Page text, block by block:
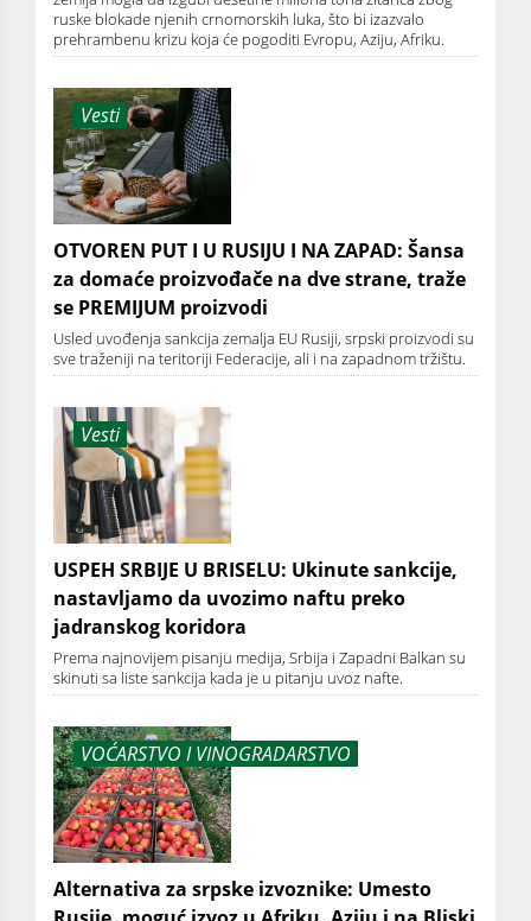
ruske blokade njenih crnomorskih luka, što bi izazvalo
prehrambenu krizu koja će pogoditi Evropu, Aziju, Afriku.
Vesti
OTVOREN PUT I U RUSIJU I NA ZAPAD: Šansa
za domaće proizvođače na dve strane, traže
se PREMIJUM proizvodi
Usled uvođenja sankcija zemalja EU Rusiji, srpski proizvodi su
sve traženiji na teritoriji Federacije, ali i na zapadnom tržištu.
Vesti
USPEH SRBIJE U BRISELU: Ukinute sankcije,
nastavljamo da uvozimo naftu preko
jadranskog koridora
Prema najnovijem pisanju medija, Srbija i Zapadni Balkan su
skinuti sa liste sankcija kada je u pitanju uvoz nafte.
VOĆARSTVO I VINOGRADARSTVO
Alternativa za srpske izvoznike: Umesto